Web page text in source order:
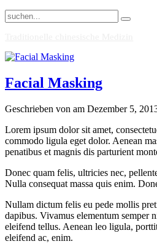
Facial Masking
Geschrieben von am Dezember 5,
Lorem ipsum dolor sit amet,
commodo ligula eget dolor. Aenean
penatibus et magnis dis parturient
Donec quam felis, ultricies nec,
Nulla consequat massa quis enim.
Nullam dictum felis eu pede mollis
dapibus. Vivamus elementum semper
eleifend tellus. Aenean leo ligula,
eleifend ac, enim.